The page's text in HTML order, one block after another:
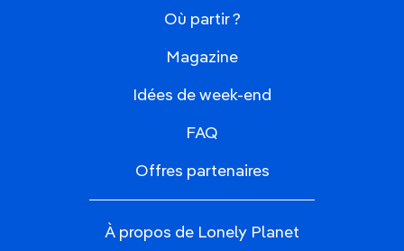
Où partir ?
Magazine
Idées de week-end
FAQ
Offres partenaires
À propos de Lonely Planet